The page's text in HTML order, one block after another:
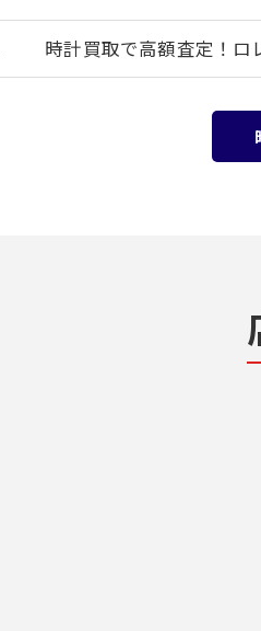
時計買取で高額査定！ロ